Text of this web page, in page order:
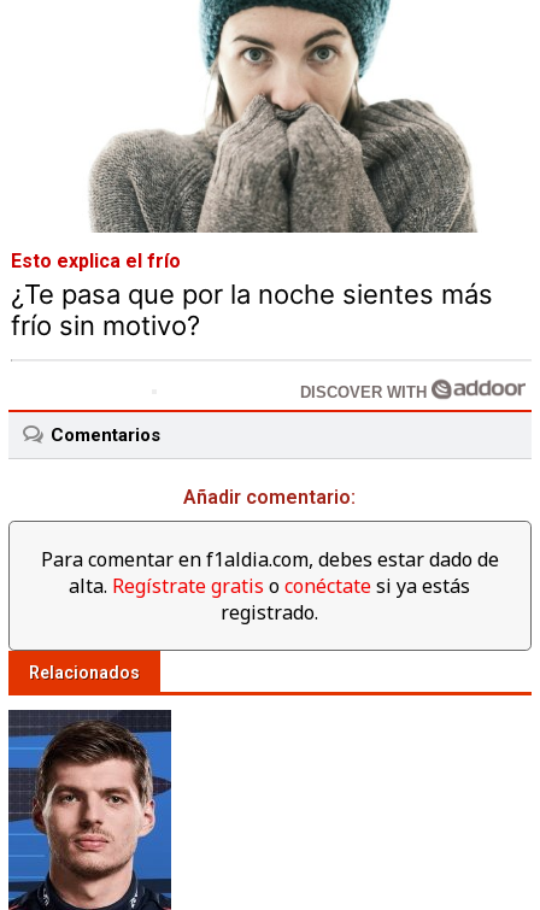
Esto explica el frío
¿Te pasa que por la noche sientes más
frío sin motivo?
DISCOVER WITH
Comentarios
Añadir comentario:
Para comentar en f1aldia.com, debes estar dado de
alta. Regístrate gratis oconéctatesi ya estás
registrado.
Relacionados